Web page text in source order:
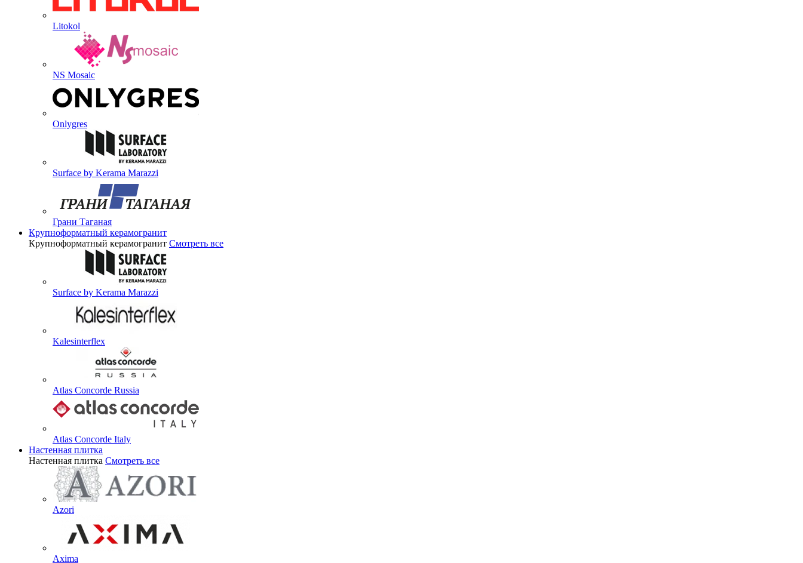
Litokol
NS Mosaic
Onlygres
Surface by Kerama Marazzi
Грани Таганая
Крупноформатный керамогранит
Крупноформатный керамогранит Смотреть все
Surface by Kerama Marazzi
Kalesinterflex
Atlas Concorde Russia
Atlas Concorde Italy
Настенная плитка
Настенная плитка Смотреть все
Azori
Axima